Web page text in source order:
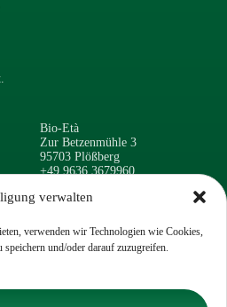
verwalten
verwenden wir Technologien wie Cookies,
und/oder darauf zuzugreifen.
Bio-Età
Zur Betzenmühle 3
95703 Plößberg
+49 9636 3679960
- Alle Rechte vorbehalten